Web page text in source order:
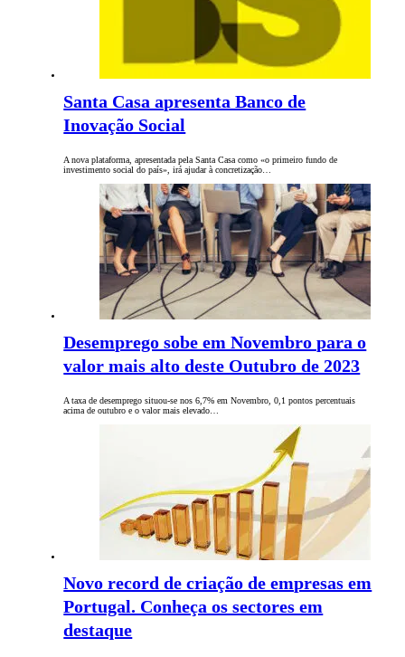
Santa Casa apresenta Banco de
Inovação Social
A nova plataforma, apresentada pela Santa Casa como «o primeiro fundo de
investimento social do país», irá ajudar à concretização…
Desemprego sobe em Novembro para o
valor mais alto deste Outubro de 2023
A taxa de desemprego situou-se nos 6,7% em Novembro, 0,1 pontos percentuais
acima de outubro e o valor mais elevado…
Novo record de criação de empresas em
Portugal. Conheça os sectores em
destaque